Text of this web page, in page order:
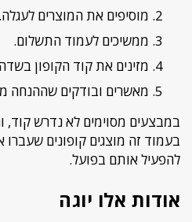
מוסיפים את המוצרים לעגלה.
ממשיכים לעמוד התשלום.
מזינים את קוד הקופון בשדה
מאשרים ובודקים שההנחה
במבצעים מסוימים לא נדרש
בעמוד זה מוצגים קופונים שעברו
להפעיל אותם בפועל.
אודות אלו יוגה